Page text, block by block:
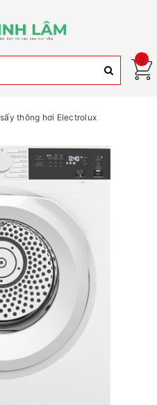
0
thông hơi Electrolux